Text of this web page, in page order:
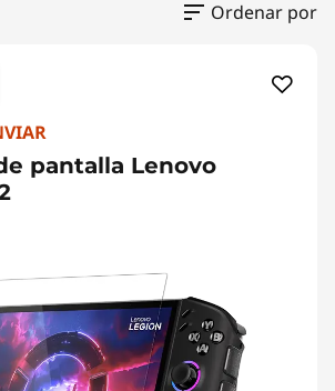
Ordenar por
pantalla Lenovo